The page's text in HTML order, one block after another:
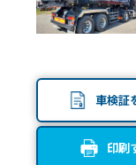
車検証
印刷